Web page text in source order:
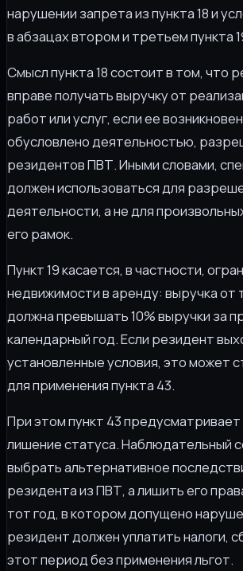
нарушении запрета из пункта 18 и
в абзацах втором и третьем пункта
Смысл пункта 18 состоит в том, что
вправе получать выручку от
работ или услуг, если ее
обусловлено деятельностью,
резидентов ПВТ. Иными словами,
должен использоваться для
деятельности, а не для
его рамок.
Пункт 19 касается, в частности,
недвижимости в аренду: выручка от
должна превышать 10% выручки за
календарный год. Если резидент
установленные условия, это может
для применения пункта 43.
При этом пункт 43 предусматривает
лишение статуса. Наблюдательный
выбрать альтернативное
резидента из ПВТ, а лишить его
тот год, в котором допущено
резидент должен уплатить налоги,
этот период без применения льгот.